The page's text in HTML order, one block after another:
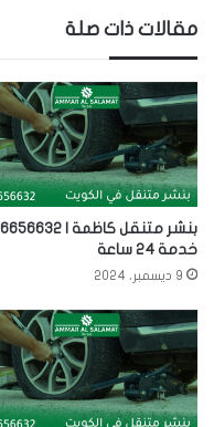
مقالات ذات صلة
خدمة 24 ساعة
9 ديسمبر، 2024